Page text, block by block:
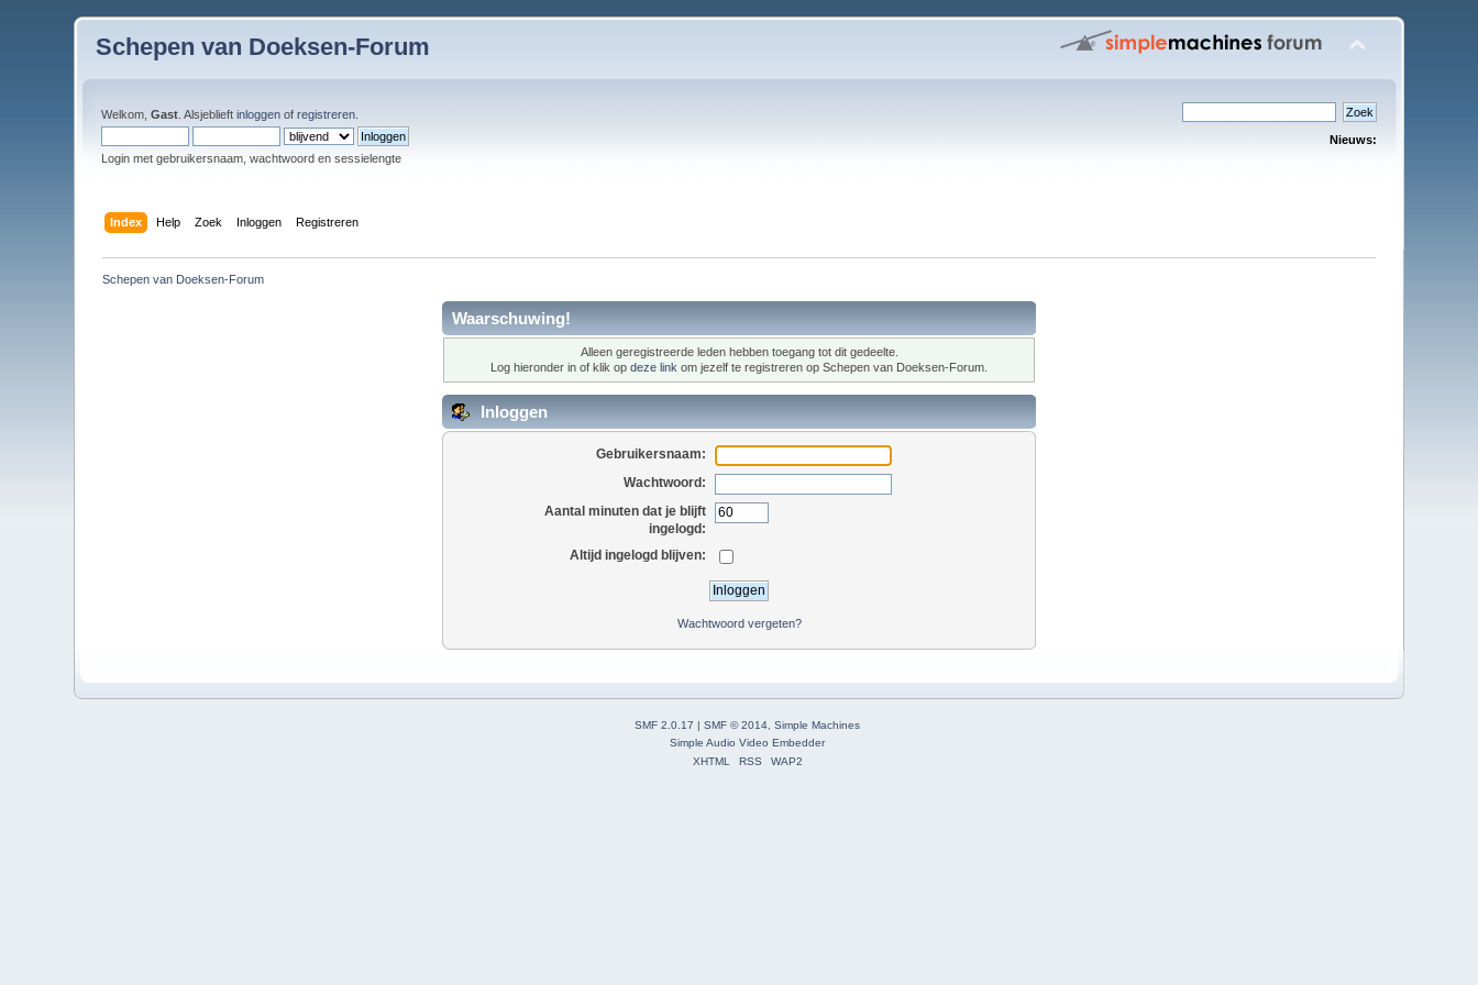
Schepen van Doeksen-Forum
Welkom,Gast . Alsjeblieftinloggen ofregistreren
Login met gebruikersnaam, wachtwoord en sessielengte
Nieuws:
Index Help Zoek Inloggen Registreren
Schepen van Doeksen-Forum
Waarschuwing!
Alleen geregistreerde leden hebben toegang tot dit gedeelte.
Log hieronder in of klik op deze link om jezelf te registreren op Schepen van Doeksen-Forum.
Inloggen
Gebruikersnaam:
Wachtwoord:
Aantal minuten dat je blijft
ingelogd:
Altijd ingelogd blijven:
Wachtwoord vergeten?
SMF 2.0.17 | SMF © 2014 Simple Machines
Simple Audio Video Embedder
XHTML
RSS WAP2